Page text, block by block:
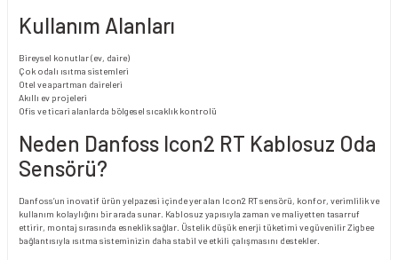
Kullanım Alanları
Bireysel konutlar (ev, daire)
Çok odalı ısıtma sistemleri
Otel ve apartman daireleri
Akıllı ev projeleri
Ofis ve ticari alanlarda bölgesel sıcaklık kontrolü
Neden Danfoss Icon2 RT Kablosuz Oda
Sensörü?
Danfoss’un inovatif ürün yelpazesi içinde yer alan Icon2 RT sensörü, konfor, verimlilik ve
kullanım kolaylığını bir arada sunar. Kablosuz yapısıyla zaman ve maliyetten tasarruf
ettirir, montaj sırasında esneklik sağlar. Üstelik düşük enerji tüketimi ve güvenilir Zigbee
bağlantısıyla ısıtma sisteminizin daha stabil ve etkili çalışmasını destekler.